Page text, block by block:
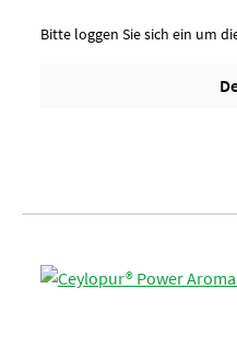
SackArtikel-StatusHalal
Bitte loggen Sie sich ein um